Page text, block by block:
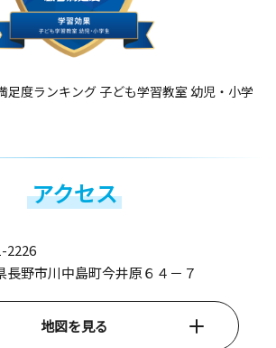
足度ランキング 子ども学習教室 幼児・小学
アクセス
2226
長野市川中島町今井原６４－７
地図を見る